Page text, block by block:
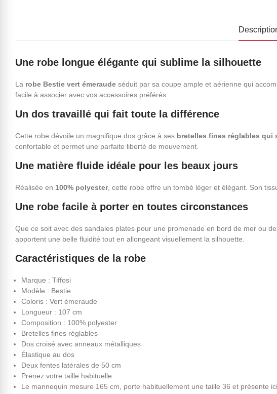
Une robe longue élégante qui sublime la silhouette
La robe Bestie vert émeraude séduit par sa coupe ample et aérienne qui
facile à associer avec vos accessoires préférés.
Un dos travaillé qui fait toute la différence
Cette robe dévoile un magnifique dos grâce à ses bretelles fines réglables qui
confortable et permet une parfaite liberté de mouvement.
Une matière fluide idéale pour les beaux jours
Réalisée en 100% polyester, cette robe offre un tombé léger et élégant. Son
Une robe facile à porter en toutes circonstances
Que ce soit avec des sandales plates pour une promenade en bord de mer ou
apportent une belle fluidité tout en allongeant visuellement la silhouette.
Caractéristiques de la robe
Marque : Tiffosi
Modèle : Bestie
Coloris : Vert émeraude
Longueur : 107 cm
Composition : 100% polyester
Bretelles fines réglables
Dos croisé avec anneaux métalliques
Élastique au dos
Deux fentes latérales de 50 cm
Prenez votre taille habituelle
Le mannequin mesure 165 cm, porte habituellement une taille 36 et présente